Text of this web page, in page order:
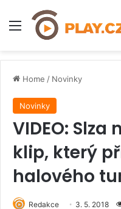
Menu
Home / Novinky
Novinky
VIDEO:
klip, který
halového
Redakce 3. 5. 2018